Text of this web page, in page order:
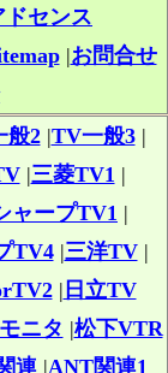
ドセンス
|お問合せ
般2|TV一般3|
|三菱TV1 |
ャープTV1 |
TV4|三洋TV|
| 日立TV
モニタ |松下VTR
連|ANT関連1